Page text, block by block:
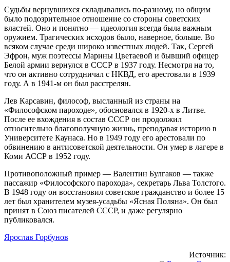
Судьбы вернувшихся складывались по-разному, но общим
было подозрительное отношение со стороны советских
властей. Оно и понятно — идеология всегда была важным
оружием. Трагических исходов было, наверное, больше. Во
всяком случае среди широко известных людей. Так, Сергей
Эфрон, муж поэтессы Марины Цветаевой и бывший офицер
Белой армии вернулся в СССР в 1937 году. Несмотря на то,
что он активно сотрудничал с НКВД, его арестовали в 1939
году. А в 1941-м он был расстрелян.
Лев Карсавин, философ, высланный из страны на
«Философском пароходе», обосновался в 1920-х в Литве.
После ее вхождения в состав СССР он продолжил
относительно благополучную жизнь, преподавая историю в
Университете Каунаса. Но в 1949 году его арестовали по
обвинению в антисоветской деятельности. Он умер в лагере в
Коми АССР в 1952 году.
Противоположный пример — Валентин Булгаков — также
пассажир «Философского парохода», секретарь Льва Толстого.
В 1948 году он восстановил советское гражданство и более 15
лет был хранителем музея-усадьбы «Ясная Поляна». Он был
принят в Союз писателей СССР, и даже регулярно
публиковался.
Ярослав Горбунов
Источник: